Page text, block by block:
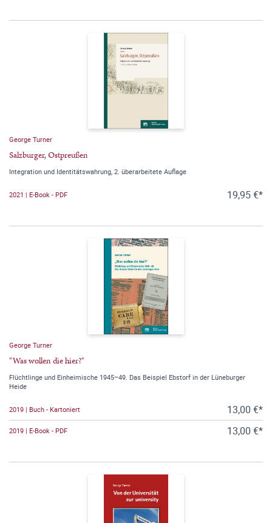
George Turner
Salzburger, Ostpreußen
Integration und Identitätswahrung, 2. überarbeitete Auflage
2021 | E-Book - PDF 19,95 €*
George Turner
"Was wollen die hier?"
Flüchtlinge und Einheimische 1945–49. Das Beispiel Ebstorf in der Lüneburger
Heide
2019 | Buch - Kartoniert 13,00 €*
2019 | E-Book - PDF 13,00 €*